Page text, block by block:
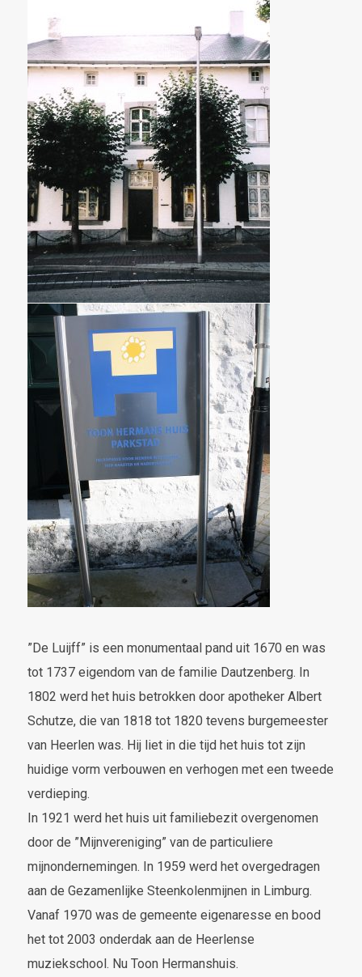
”De Luijff” is een monumentaal pand uit 1670 en was
tot 1737 eigendom van de familie Dautzenberg. In
1802 werd het huis betrokken door apotheker Albert
Schutze, die van 1818 tot 1820 tevens burgemeester
van Heerlen was. Hij liet in die tijd het huis tot zijn
huidige vorm verbouwen en verhogen met een tweede
verdieping.
In 1921 werd het huis uit familiebezit overgenomen
door de ”Mijnvereniging” van de particuliere
mijnondernemingen. In 1959 werd het overgedragen
aan de Gezamenlijke Steenkolenmijnen in Limburg.
Vanaf 1970 was de gemeente eigenaresse en bood
het tot 2003 onderdak aan de Heerlense
muziekschool. Nu Toon Hermanshuis.